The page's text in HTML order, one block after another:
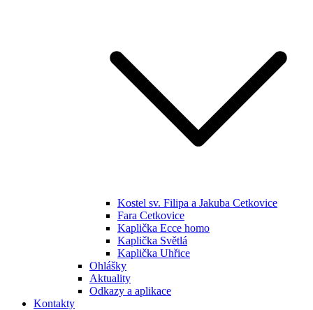
Kostel sv. Filipa a Jakuba Cetkovice
Fara Cetkovice
Kaplička Ecce homo
Kaplička Světlá
Kaplička Uhřice
Ohlášky
Aktuality
Odkazy a aplikace
Kontakty